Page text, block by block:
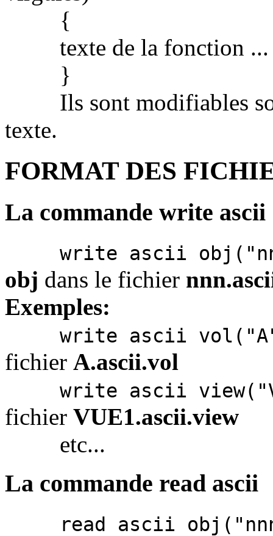
{
texte de la fonction ...
}
Ils sont modifiables
texte.
FORMAT DES
La commande write ascii
write ascii
obj dans le fichier
Exemples:
write ascii
fichier A.ascii.vol
write ascii
fichier VUE1.ascii.view
etc...
La commande read ascii
read ascii